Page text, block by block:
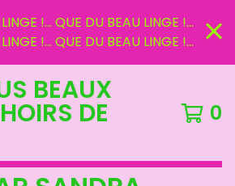
!... QUE DU BEAU LINGE !...
!... QUE DU BEAU LINGE !...
BEAUX
DE 0